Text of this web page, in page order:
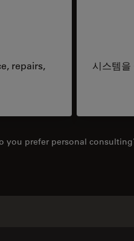
repairs,
시스템
you prefer personal